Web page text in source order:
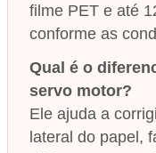
filme PET e até
conforme as
Qual é o
servo motor?
Ele ajuda a
lateral do papel,